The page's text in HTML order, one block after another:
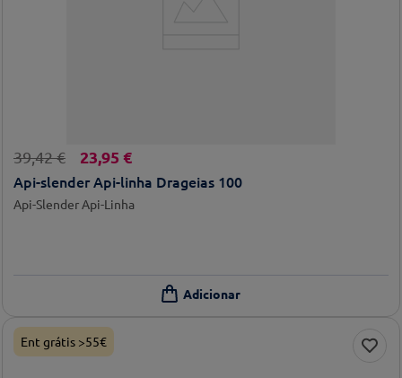
39,42€ 23,95 €
Api-slender Api-linha Drageias 100
Api-Slender Api-Linha
Ent grátis >55€